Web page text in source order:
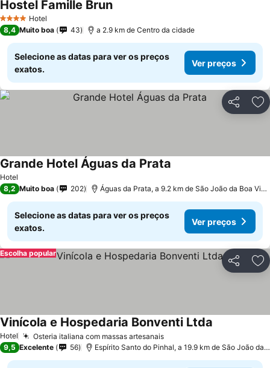
4 EstrelasHotel
Hostel Famille Brun
8,4 Muito boa 43 a 2.9 km de Centro da cidade
Selecione as datas para ver os preços
exatos.
Ver preços
Partilhar
Hotel
Grande Hotel Águas da Prata
8,2 Muito boa 202 Águas da Prata, a 9.2 km de São João da Boa Vista
Selecione as datas para ver os preços
exatos.
Ver preços
Partilhar
Escolha popular
Hotel Osteria italiana com massas artesanais
Vinícola e Hospedaria Bonventi Ltda
9,5 Excelente 56 Espírito Santo do Pinhal, a 19.9 km de São João da Boa Vista